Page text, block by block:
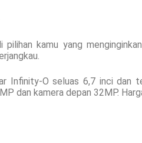
pilihan kamu yang
Infinity-O seluas 6,7 inci dan
dan kamera depan 32MP.